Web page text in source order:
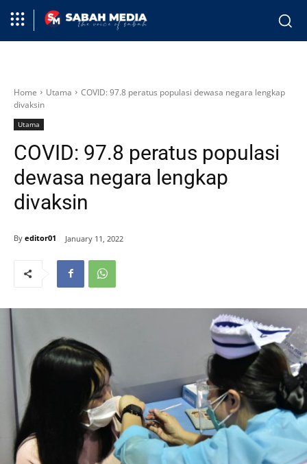
Home Utama
COVID: 97.8 peratus populasi dewasa negara lengkap
divaksin
Utama
COVID: 97.8 peratus populasi
dewasa negara lengkap
divaksin
By editor01 January 11, 2022